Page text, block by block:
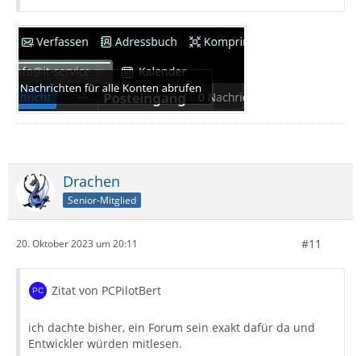
Drachen
Senior-Mitglied
20. Oktober 2023 um 20:11 #11
Zitat von PCPilotBert
ich dachte bisher, ein Forum sein exakt dafür da und
Entwickler würden mitlesen.